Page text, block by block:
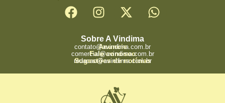
Sobre A Vindima
Anuncie
contato@avindima.com.br
Fale conosco
comercial@avindima.com.br
Sugestões de notícias
redacao@avindima.com.br